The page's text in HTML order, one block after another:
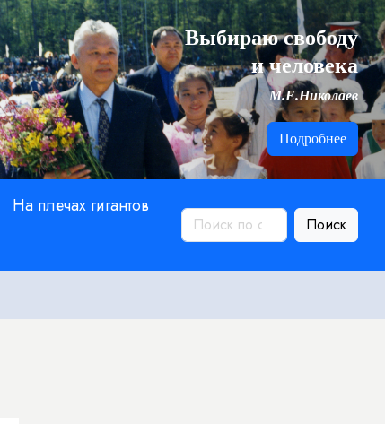
Выбираю свободу
и человека
М.Е.Николаев
Подробнее
На плечах гигантов
Поиск